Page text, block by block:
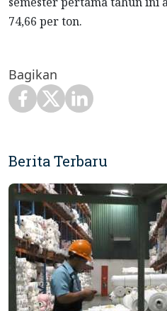
74,66 per ton.
Bagikan
Berita Terbaru